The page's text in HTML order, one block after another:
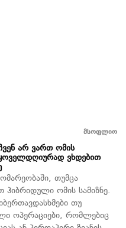
მსოფლიო
არ ვართ ომის
ვხდებით
თუმცა
ომის სამიზნე.
თუ
ოპერაციები, რომლებიც